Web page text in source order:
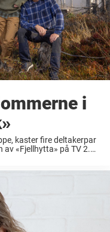
i
kaster fire deltakerpar
av «Fjellhytta» på TV 2.